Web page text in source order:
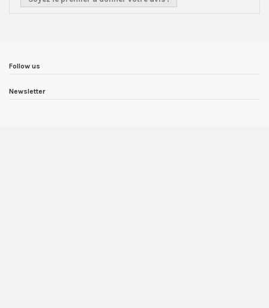
Follow us
Newsletter